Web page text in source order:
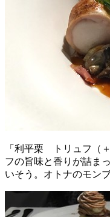
「利平栗 トリュフ（
フの旨味と香りが詰ま
いそう。オトナのモンブ